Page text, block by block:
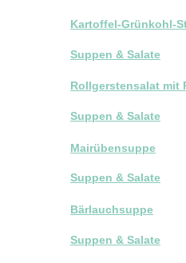
Kartoffel-Grünkohl-
Suppen & Salate
Rollgerstensalat mit
Suppen & Salate
Mairübensuppe
Suppen & Salate
Bärlauchsuppe
Suppen & Salate